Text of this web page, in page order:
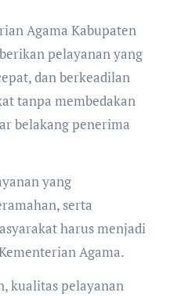
Agama Kabupaten
pelayanan yang
dan berkeadilan
tanpa membedakan
belakang penerima
yang
serta
harus menjadi
Agama.
kualitas pelayanan